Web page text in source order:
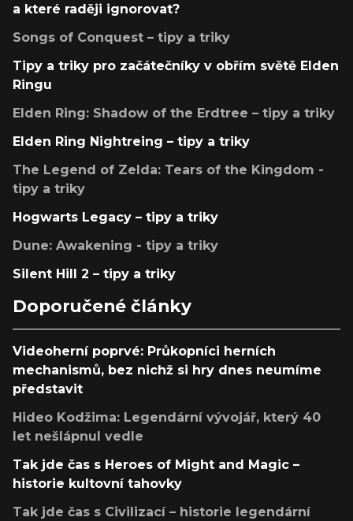
a které raději ignorovat?
Songs of Conquest – tipy a triky
Tipy a triky pro začátečníky v obřím světě Elden
Ringu
Elden Ring: Shadow of the Erdtree – tipy a triky
Elden Ring Nightreing – tipy a triky
The Legend of Zelda: Tears of the Kingdom -
tipy a triky
Hogwarts Legacy – tipy a triky
Dune: Awakening - tipy a triky
Silent Hill 2 – tipy a triky
Doporučené články
Videoherní poprvé: Průkopníci herních
mechanismů, bez nichž si hry dnes neumíme
představit
Hideo Kodžima: Legendární vývojář, který 40
let nešlápnul vedle
Tak jde čas s Heroes of Might and Magic –
historie kultovní tahovky
Tak jde čas s Civilizací – historie legendární